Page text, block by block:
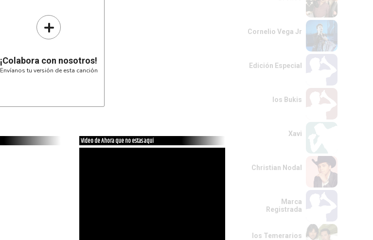
+
¡Colabora con nosotros!
Envíanos tu versión de esta canción
Video de Ahora que no estas aquí
Cornelio Vega Jr
Edición Especial
los Bukis
Xavi
Christian Nodal
Marca
Registrada
los Temerarios